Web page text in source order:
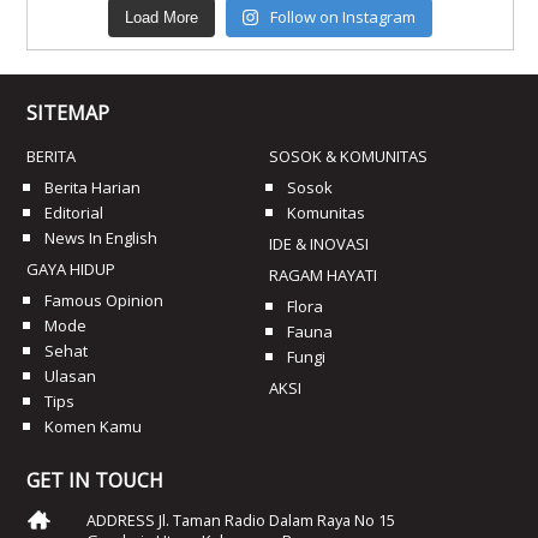
Load More Follow on Instagram
SITEMAP
BERITA
Berita Harian
Editorial
News In English
GAYA HIDUP
Famous Opinion
Mode
Sehat
Ulasan
Tips
Komen Kamu
SOSOK & KOMUNITAS
Sosok
Komunitas
IDE & INOVASI
RAGAM HAYATI
Flora
Fauna
Fungi
AKSI
GET IN TOUCH
ADDRESS Jl. Taman Radio Dalam Raya No 15